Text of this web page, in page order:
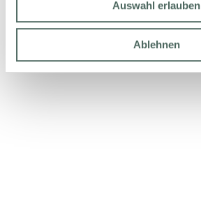
Auswahl erlauben
Ablehnen